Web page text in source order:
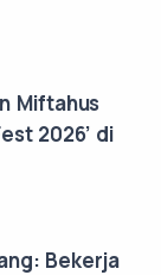
Miftahus
2026’ di
Bekerja